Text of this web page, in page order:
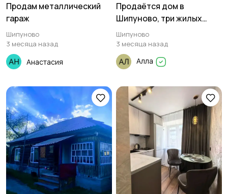
Продам металлический
гараж
Шипуново
3 месяца назад
Анастасия
Продаётся дом в
Шипуново, три жилых
комнаты 50 м², плюс кухня
и большой санузел с
топочной
Шипуново
3 месяца назад
Алла